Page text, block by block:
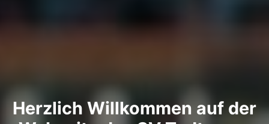
Herzlich Willkommen auf der